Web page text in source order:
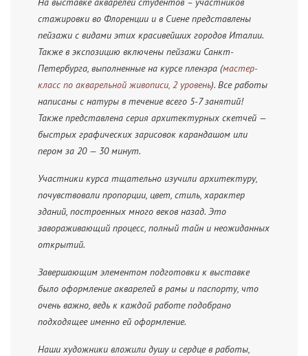
стажировки во Флоренции и в Сиене представлены
пейзажи с видами этих красивейших городов Италии.
Также в экспозицию включены пейзажи Санкт-
Петербурга, выполненные на курсе пленэра (мастер-
класс по акварельной живописи, 2 уровень). Все работы
написаны с натуры в течение всего 5-7 занятий!
Также представлена серия архитектурных скетчей —
быстрых графических зарисовок карандашом или
пером за 20 — 30 минут.
Участники курса тщательно изучили архитектуру,
почувствовали пропорции, цвет, стиль, характер
зданий, построенных много веков назад. Это
завораживающий процесс, полный тайн и неожиданных
открытий.
Завершающим элементом подготовки к выставке
было оформление акварелей в рамы и паспорту, что
очень важно, ведь к каждой работе подобрано
подходящее именно ей оформление.
Наши художники вложили душу и сердце в работы,